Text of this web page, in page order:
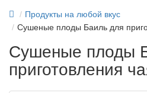
Продукты на любой вкус
Сушеные плоды Баиль для
Сушеные плоды
приготовления